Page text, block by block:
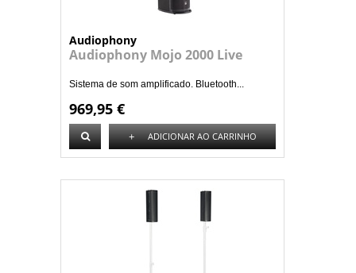
Audiophony
Audiophony Mojo 2000 Live
Sistema de som amplificado. Bluetooth...
969,95 €
+ ADICIONAR AO CARRINHO